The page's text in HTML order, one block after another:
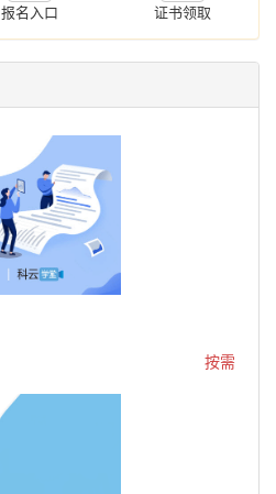
报名入口 证书领取
按需